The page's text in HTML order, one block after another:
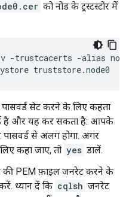
को नोड के ट्रस्टस्टोर में
-trustcacerts -alias
truststore.node0
सेट करने के लिए कहता
है और यह कर सकता है: आपके
पासवर्ड से अलग होगा. अगर
कहा जाए, तो yes डालें.
की PEM फ़ाइल जनरेट करने के
ध्यान दें कि cqlsh जनरेट